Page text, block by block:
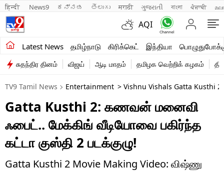
हिन्दी News9 ಕನ್ನಡ తెలుగు मराठी ગુજરાતી বাংলা ਪੰਜਾਬੀ
AQI
Latest News தமிழ்நாடு கிரிக்கெட் இந்தியா
சமீபத்திய செய்திகள்
தமிழ்நாடு
இந்தியா
உலகம்
விளையாட்டு
பொழுதுபோக்கு
சுதந்திர தினம் விஜய் ஆடி மாதம் தமிழக வெற்றிக் கழகம்
TV9 Tamil News Entertainment > Vishnu Vishals Gatta Kusthi
Gatta Kusthi 2: கணவன் மனைவி
ஃபைட்.. மேக்கிங் வீடியோவை பகிர்ந்த
கட்டா குஸ்தி 2 படக்குழு!
Gatta Kusthi 2 Movie Making Video: விஷ்ணு